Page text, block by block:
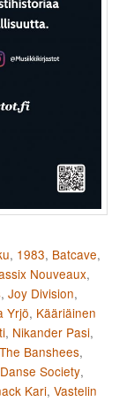
, 1983, Batcave,
Nouveaux,
,Joy Division,
Yrjö, Kääriäinen
, Nikander Pasi,
Banshees,
Society,
Kari,Vastelin